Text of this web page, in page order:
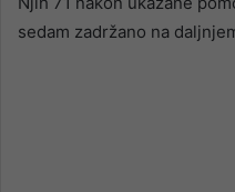
sedam zadržano na